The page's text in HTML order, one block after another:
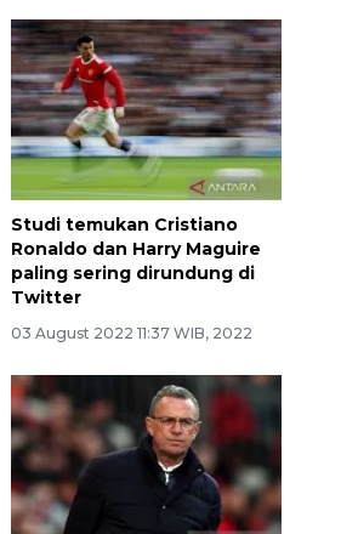
Studi temukan Cristiano
Ronaldo dan Harry Maguire
paling sering dirundung di
Twitter
03 August 2022 11:37 WIB, 2022